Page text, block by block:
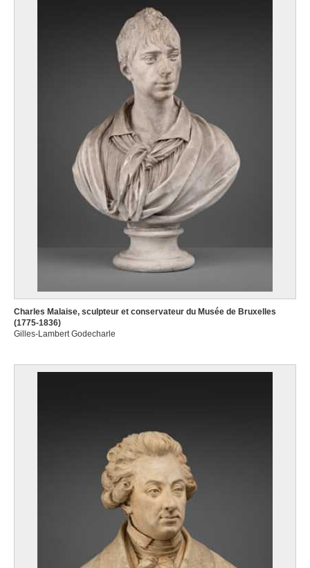
Charles Malaise, sculpteur et conservateur du Musée de Bruxelles
(1775-1836)
Gilles-Lambert Godecharle